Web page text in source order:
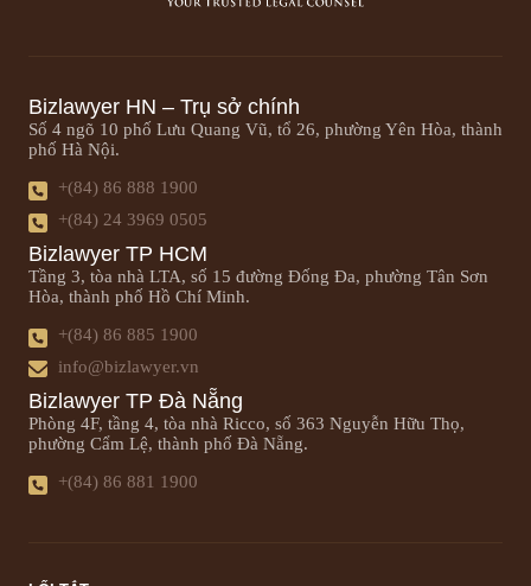
Bizlawyer HN – Trụ sở chính
Số 4 ngõ 10 phố Lưu Quang Vũ, tổ 26, phường Yên Hòa, thành
phố Hà Nội.
+(84) 86 888 1900
+(84) 24 3969 0505
Bizlawyer TP HCM
Tầng 3, tòa nhà LTA, số 15 đường Đống Đa, phường Tân Sơn
Hòa, thành phố Hồ Chí Minh.
+(84) 86 885 1900
info@bizlawyer.vn
Bizlawyer TP Đà Nẵng
Phòng 4F, tầng 4, tòa nhà Ricco, số 363 Nguyễn Hữu Thọ,
phường Cẩm Lệ, thành phố Đà Nẵng.
+(84) 86 881 1900